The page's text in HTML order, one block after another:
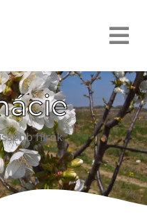
hírek